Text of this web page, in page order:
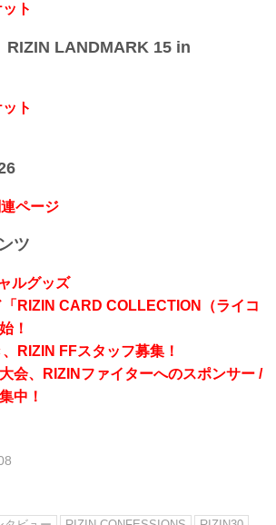
ト
RIZIN LANDMARK 15 in
ト
ページ
ツ
ルグッズ
RIZIN CARD COLLECTION（ライコ
！
RIZIN FFスタッフ募集！
会、RIZINファイターへのスポンサー /
中！